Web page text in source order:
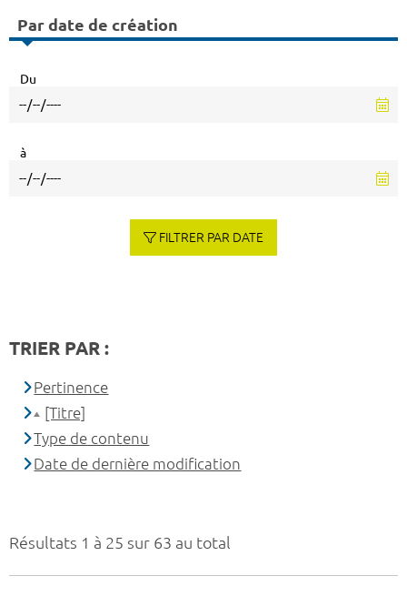
Résultats 1 à 25 sur 63 au total
Par date de création
Du
à
FILTRER PAR DATE
TRIER PAR :
Pertinence
[Titre]
Type de contenu
Date de dernière modification